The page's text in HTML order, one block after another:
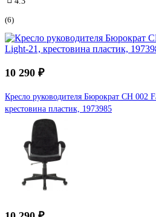
(6)
10 290 ₽
Кресло руководителя Бюрократ CH 002
крестовина пластик, 1973985